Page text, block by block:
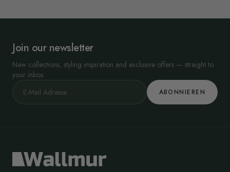
Join our newsletter
New collections, styling inspiration and exclusive offers — straight to
your inbox.
ABONNIEREN